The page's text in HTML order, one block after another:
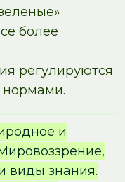
более
регулируются
и
виды знания.